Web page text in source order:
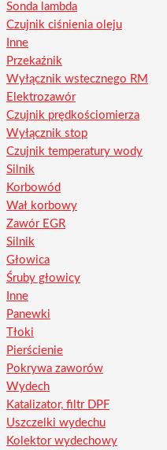
Sonda lambda
Czujnik ciśnienia oleju
Inne
Przekaźnik
Wyłącznik wstecznego RM
Elektrozawór
Czujnik prędkościomierza
Wyłącznik stop
Czujnik temperatury wody
Silnik
Korbowód
Wał korbowy
Zawór EGR
Silnik
Głowica
Śruby głowicy
Inne
Panewki
Tłoki
Pierścienie
Pokrywa zaworów
Wydech
Katalizator, filtr DPF
Uszczelki wydechu
Kolektor wydechowy